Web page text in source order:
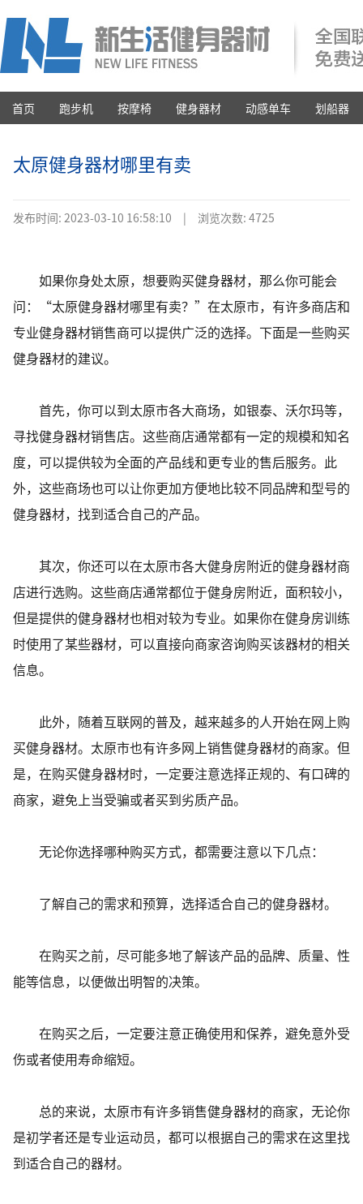
首页 跑步机 按摩椅 健身器材 动感单车 划船器
太原健身器材哪里有卖
发布时间: 2023-03-10 16:58:10 | 浏览次数: 4725
如果你身处太原，想要购买健身器材，那么你可能会
问：“太原健身器材哪里有卖？”在太原市，有许多商店和
专业健身器材销售商可以提供广泛的选择。下面是一些购买
健身器材的建议。
首先，你可以到太原市各大商场，如银泰、沃尔玛等，
寻找健身器材销售店。这些商店通常都有一定的规模和知名
度，可以提供较为全面的产品线和更专业的售后服务。此
外，这些商场也可以让你更加方便地比较不同品牌和型号的
健身器材，找到适合自己的产品。
其次，你还可以在太原市各大健身房附近的健身器材商
店进行选购。这些商店通常都位于健身房附近，面积较小，
但是提供的健身器材也相对较为专业。如果你在健身房训练
时使用了某些器材，可以直接向商家咨询购买该器材的相关
信息。
此外，随着互联网的普及，越来越多的人开始在网上购
买健身器材。太原市也有许多网上销售健身器材的商家。但
是，在购买健身器材时，一定要注意选择正规的、有口碑的
商家，避免上当受骗或者买到劣质产品。
无论你选择哪种购买方式，都需要注意以下几点：
了解自己的需求和预算，选择适合自己的健身器材。
在购买之前，尽可能多地了解该产品的品牌、质量、性
能等信息，以便做出明智的决策。
在购买之后，一定要注意正确使用和保养，避免意外受
伤或者使用寿命缩短。
总的来说，太原市有许多销售健身器材的商家，无论你
是初学者还是专业运动员，都可以根据自己的需求在这里找
到适合自己的器材。